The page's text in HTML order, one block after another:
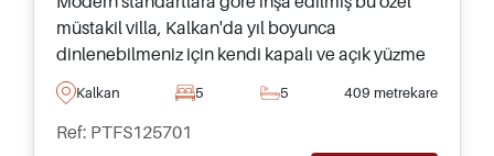
müstakil villa, Kalkan'da yıl boyunca
dinlenebilmeniz için kendi kapalı ve açık yüzme
havuzlarına sahiptir. Bu mülk, yapılacak
aktivitelerle dolu şehir merkezine sadece 7 km
uzaklıktadır.
Kalkan 5 5 409 metrekare
Ref: PTFS125701